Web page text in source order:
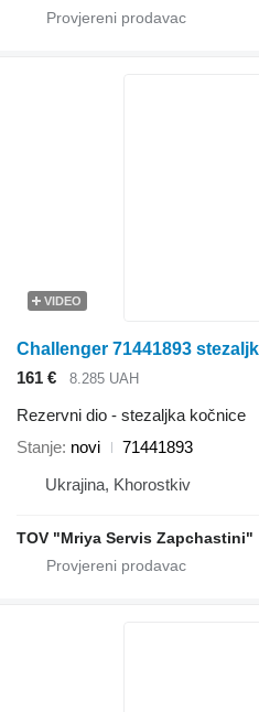
VIDEO
161 € 8.285 UAH
Rezervni dio - stezaljka kočnice
Stanje novi
71441893
Ukrajina, Khorostkiv
TOV "Mriya Servis Zapchastini"